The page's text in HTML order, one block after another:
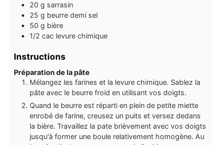
20 g sarrasin
25 g beurre demi sel
50 g bière
1/2 cac levure chimique
Instructions
Préparation de la pâte
Mélangez les farines et la levure chimique. Sablez la
pâte avec le beurre froid en utilisant vos doigts.
Quand le beurre est réparti en plein de petite miette
enrobé de farine, creusez un puits et versez dedans
la bière. Travaillez la pate brièvement avec vos doigts
jusqu'à former une boule relativement homogène. Au